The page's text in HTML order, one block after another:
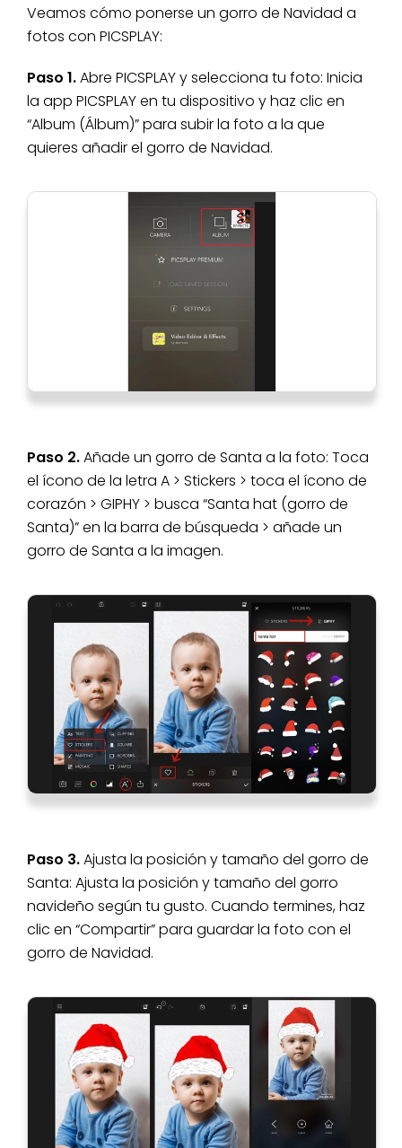
Veamos cómo ponerse un gorro de Navidad a
fotos con PICSPLAY:
Paso 1.Abre PICSPLAY y selecciona tu foto: Inicia
la app PICSPLAY en tu dispositivo y haz clic en
“Album (Álbum)” para subir la foto a la que
quieres añadir el gorro de Navidad.
Paso 2.Añade un gorro de Santa a la foto: Toca
el ícono de la letra A > Stickers > toca el ícono de
corazón > GIPHY > busca “Santa hat (gorro de
Santa)” en la barra de búsqueda > añade un
gorro de Santa a la imagen.
Paso 3.Ajusta la posición y tamaño del gorro de
Santa: Ajusta la posición y tamaño del gorro
navideño según tu gusto. Cuando termines, haz
clic en “Compartir” para guardar la foto con el
gorro de Navidad.